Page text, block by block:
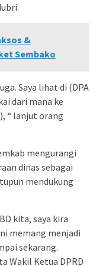
&
Sembako
Saya lihat di (DPA
dari mana ke
“ lanjut orang
mengurangi
dinas sebagai
mendukung
kita, saya kira
memang menjadi
sekarang.
Wakil Ketua DPRD